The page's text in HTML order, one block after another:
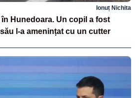
Ionuț Nichita
în Hunedoara. Un copil a fost
l-a amenințat cu un cutter